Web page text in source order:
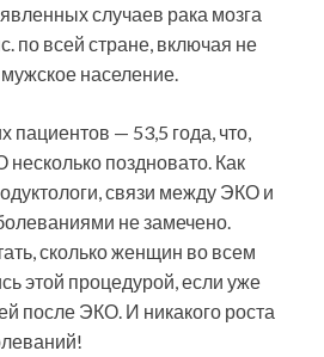
случаев рака мозга
по всей стране, включая не
население.
пациентов — 53,5 года, что,
несколько поздновато. Как
связи между ЭКО и
не замечено.
сколько женщин во всем
этой процедурой, если уже
после ЭКО. И никакого роста